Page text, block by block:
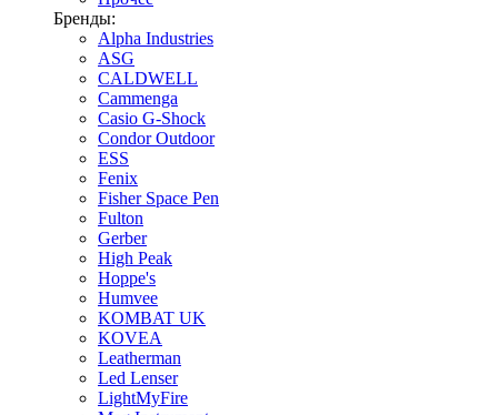
Бренды:
Alpha Industries
ASG
CALDWELL
Cammenga
Casio G-Shock
Condor Outdoor
ESS
Fenix
Fisher Space Pen
Fulton
Gerber
High Peak
Hoppe's
Humvee
KOMBAT UK
KOVEA
Leatherman
Led Lenser
LightMyFire